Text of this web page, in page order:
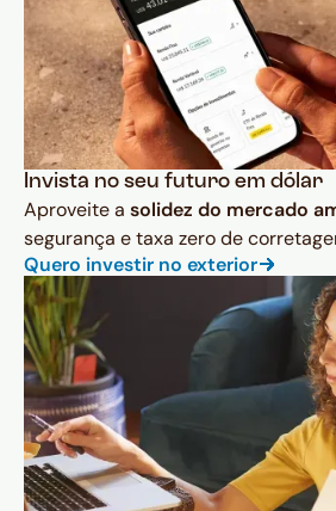
Invista no seu futuro em dólar
Aproveite a solidez do mercado
segurança e taxa zero de
Quero investir no exterior